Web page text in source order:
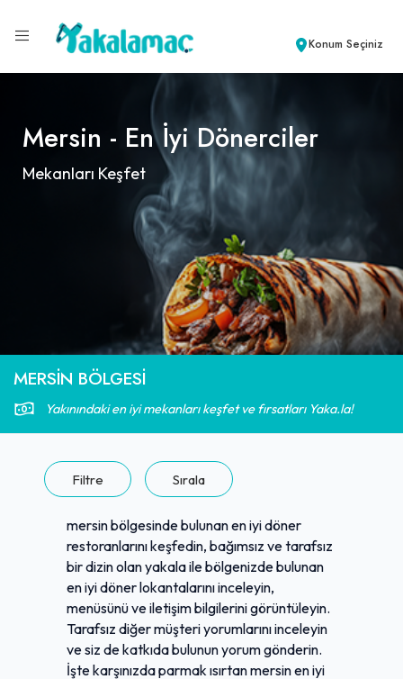
Konum Seçiniz
Mersin - En İyi Dönerciler
Mekanları Keşfet
MERSIN BÖLGESI
Yakınındaki en iyi mekanları keşfet ve fırsatları Yaka.la!
Filtre Sırala
mersin bölgesinde bulunan en iyi döner
restoranlarını keşfedin, bağımsız ve tarafsız
bir dizin olan yakala ile bölgenizde bulunan
en iyi döner lokantalarını inceleyin,
menüsünü ve iletişim bilgilerini görüntüleyin.
Tarafsız diğer müşteri yorumlarını inceleyin
ve siz de katkıda bulunun yorum gönderin.
İşte karşınızda parmak ısırtan mersin en iyi